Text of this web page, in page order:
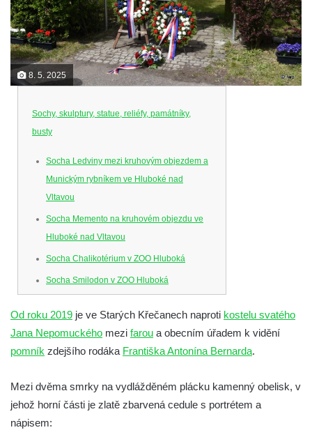
8. 5. 2025
Sochy, skulptury, statue, reliéfy, památníky,
busty
Socha Ledviny mezi kruhovým objezdem a
Munickým rybníkem ve Hluboké nad
Vltavou
Socha Memento na kruhovém objezdu ve
Hluboké nad Vltavou
Socha Chalikotérium v ZOO Hluboká
Socha Smilodon v ZOO Hluboká
Socha Koroun bezzubý v ZOO Hluboká
Socha Mamutí lebka v ZOO Hluboká
Socha Mamut srstnatý v ZOO Hluboká
Od roku 2019 je ve Starých Křečanech naproti kostelu svatého
Jana Nepomuckého mezi farou a obecním úřadem k vidění
pomník zdejšího rodáka Františka Antonína Bernarda.
Mezi dvěma smrky na vydlážděném plácku kamenný obelisk, v
jehož horní části je zlatě zbarvená cedule s portrétem a
nápisem: